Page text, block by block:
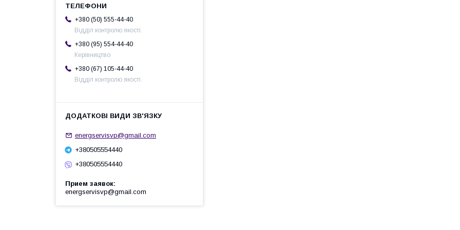
+380 (50) 555-44-40
Відділ контролю якості.
+380 (95) 554-44-40
Керівництво
+380 (67) 105-44-40
Відділ контролю якості.
energservisvp@gmail.com
+380505554440
+380505554440
Прием заявок
energservisvp@gmail.com